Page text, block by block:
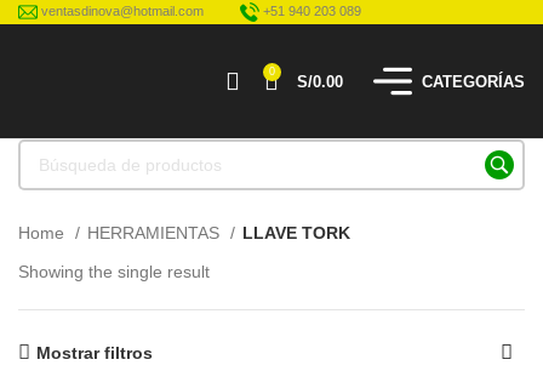
ventasdinova@hotmail.com +51 940 203 089
0
S/0.00 CATEGORÍAS
Home HERRAMIENTAS
LLAVE TORK
Showing the single result
Mostrar filtros